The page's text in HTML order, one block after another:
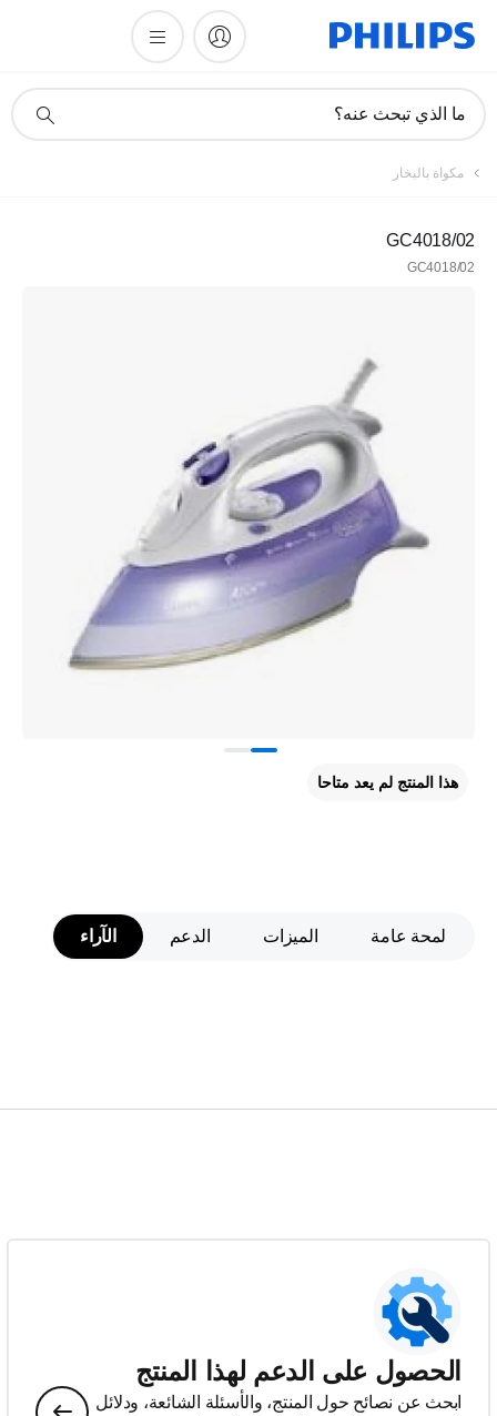
دعم
ما الذي تبحث عنه؟
مكواة بالبخار
GC4018/02
GC4018/02
هذا المنتج لم يعد متاحا
لمحة عامة الميزات الدعم الآراء
الحصول على الدعم لهذا المنتج
ابحث عن نصائح حول المنتج، والأسئلة الشائعة، ودلائل